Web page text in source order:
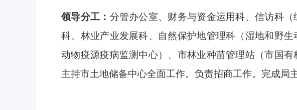
领导分工： 分管办公室、财务与资金运用科、信访科（
科、 林业产业发展科、自然保护地管理科（湿地和野
动物疫源疫病监测中心）、市林业种苗管理站（市国
主持市土地储备中心全面工作。负责招商工作。完成局